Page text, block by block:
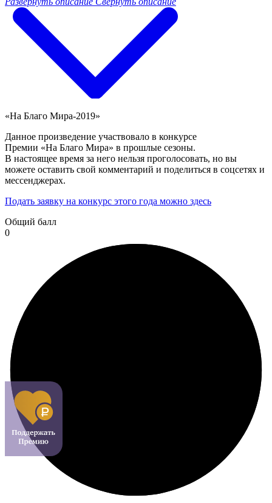
«На Благо Мира-2019»
Данное произведение участвовало в конкурсе
Премии «На Благо Мира» в прошлые сезоны.
В настоящее время за него нельзя проголосовать, но вы
можете оставить свой комментарий и поделиться в соцсетях и
мессенджерах.
Подать заявку на конкурс этого года можно здесь
Общий балл
0